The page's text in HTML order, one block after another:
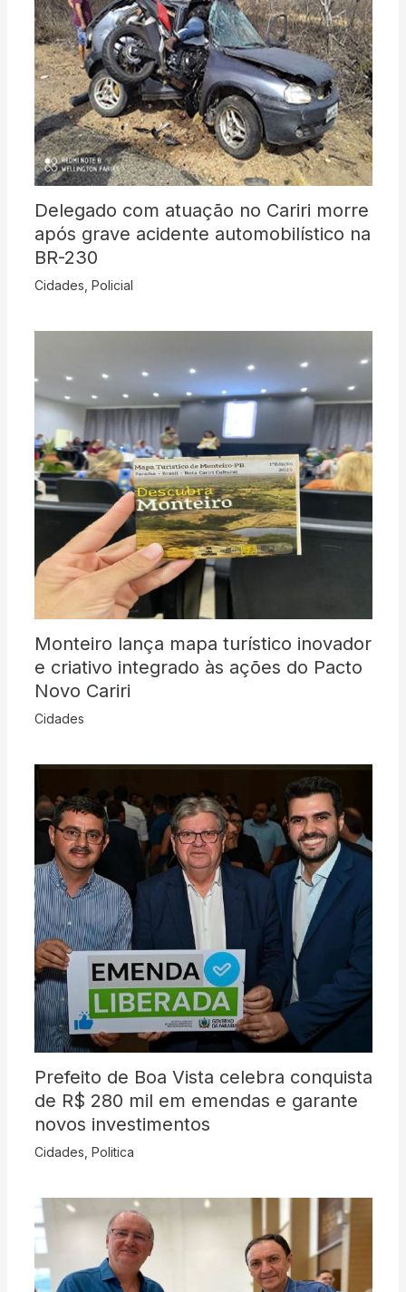
Delegado com atuação no Cariri morre
após grave acidente automobilístico na
BR-230
Cidades Policial
Monteiro lança mapa turístico inovador
e criativo integrado às ações do Pacto
Novo Cariri
Cidades
Prefeito de Boa Vista celebra conquista
de R$ 280 mil em emendas e garante
novos investimentos
Cidades Politica